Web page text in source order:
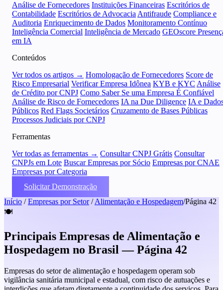
Análise de Fornecedores Instituições Financeiras Escritórios de
Contabilidade Escritórios de Advocacia Antifraude Compliance e
Auditoria Enriquecimento de Dados Monitoramento Contínuo
Inteligência Comercial Inteligência de Mercado GEOscore
em IA
Conteúdos
Ver todos os artigos → Homologação de Fornecedores Score de
Risco Empresarial Verificar Empresa Idônea KYB e KYC Análise
de Crédito por CNPJ Como Saber Se uma Empresa É Confiável
Análise de Risco de Fornecedores IA na Due Diligence IA e
Públicos Red Flags Societários Cruzamento de Bases Públicas
Processos Judiciais por CNPJ
Ferramentas
Ver todas as ferramentas → Consultar CNPJ Grátis Consultar
CNPJs em Lote Buscar Empresas por Sócio Empresas por CNAE
Empresas por Categoria
Solicitar Demonstração
Início / Empresas por Setor / Alimentação e Hospedagem/Página 42
🍽️
Principais Empresas de Alimentação e
Hospedagem no Brasil — Página 42
Empresas do setor de alimentação e hospedagem operam sob
vigilância sanitária municipal e estadual, com risco de autuações e